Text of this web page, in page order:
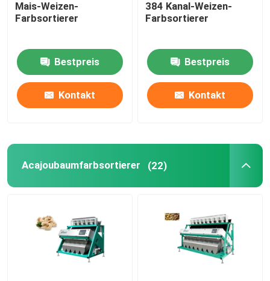
Mais-Weizen-
Farbsortierer
Bestpreis
Kontakt
384 Kanal-Weizen-
Farbsortierer
Bestpreis
Kontakt
Acajoubaumfarbsortierer (22)